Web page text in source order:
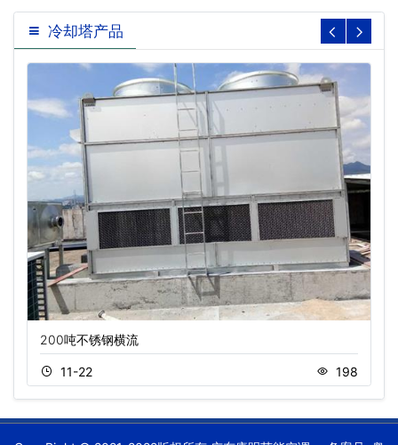
冷却塔产品
200吨不锈钢横流
11-22 198